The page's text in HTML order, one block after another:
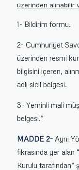
üzerinden alınabilir
1- Bildirim formu.
2- Cumhuriyet
üzerinden resmi
bilgisini içeren,
adli sicil belgesi.
3- Yeminli mali
belgesi.”
MADDE 2- Aynı
fıkrasında yer alan
Kurulu tarafından”